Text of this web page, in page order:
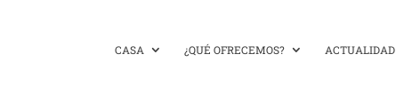
CASA ¿QUÉ OFRECEMOS? ACTUALIDAD